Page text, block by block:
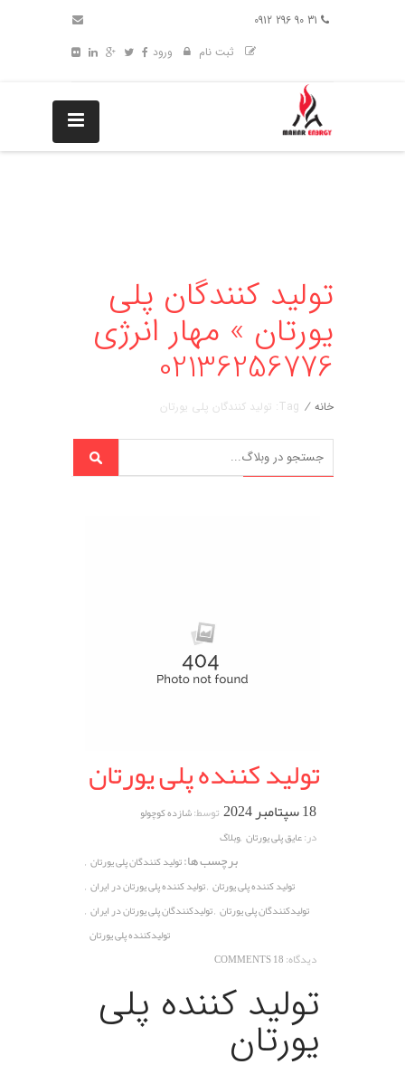
ثبت نام
ورود
تولید کنندگان پلی
یورتان » مهار انرژی
02136256776
خانه / Tag: تولید کنندگان پلی یورتان
تولید کننده پلی یورتان
18 سپتامبر 2024 توسط:شازده کوچولو
در:عایق پلی یورتان ,وبلاگ
برچسب ها:تولید کنندگان پلی یورتان ,
تولید کننده پلی یورتان ,تولید کننده پلی یورتان در ایران ,
تولیدکنندگان پلی یورتان ,تولیدکنندگان پلی یورتان در ایران ,
تولیدکننده پلی یورتان
دیدگاه:18 COMMENTS
تولید کننده پلی
یورتان